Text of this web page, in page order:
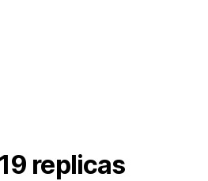
replicas